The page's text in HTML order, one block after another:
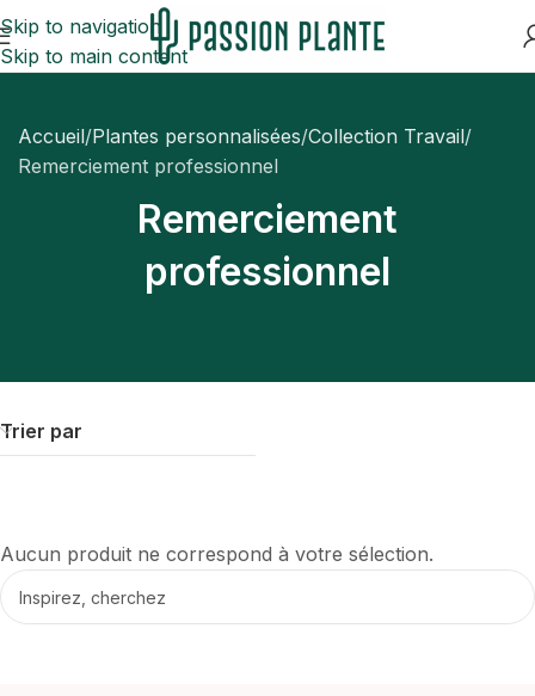
Skip to navigation
Skip to main content
Accueil Plantes personnalisées Collection Travail
Remerciement professionnel
Remerciement
professionnel
Trier par
Aucun produit ne correspond à votre sélection.